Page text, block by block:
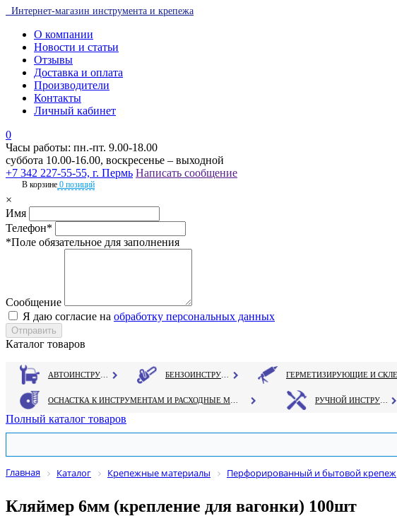
Интернет-магазин инструмента и крепежа
О компании
Новости и статьи
Отзывы
Доставка и оплата
Производители
Контакты
Личный кабинет
0
Часы работы: пн.-пт. 9.00-18.00
суббота 10.00-16.00, воскресенье – выходной
+7 342 227-55-55, г. Пермь Написать сообщение
В корзине 0 позиций
×
Имя
Телефон*
*Поле обязательное для заполнения
Сообщение
Я даю согласие на обработку персональных данных
Каталог товаров
Полный каталог товаров
Главная Каталог Крепежные материалы Перфорированный и бытовой крепеж
Кляймер 6мм (крепление для вагонки) 100шт